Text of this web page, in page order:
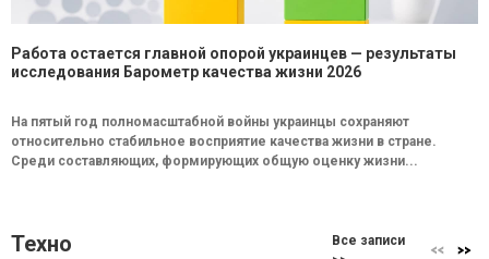
Работа остается главной опорой украинцев — результаты
исследования Барометр качества жизни 2026
На пятый год полномасштабной войны украинцы сохраняют
относительно стабильное восприятие качества жизни в стране.
Среди составляющих, формирующих общую оценку жизни...
Техно
Все записи